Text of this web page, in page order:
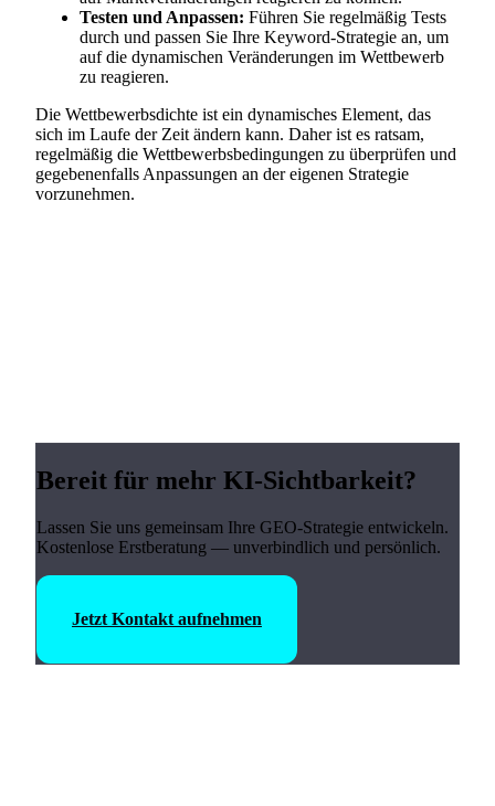
Testen und Anpassen: Führen Sie regelmäßig Tests
durch und passen Sie Ihre Keyword-Strategie an, um
auf die dynamischen Veränderungen im Wettbewerb
zu reagieren.
Die Wettbewerbsdichte ist ein dynamisches Element, das
sich im Laufe der Zeit ändern kann. Daher ist es ratsam,
regelmäßig die Wettbewerbsbedingungen zu überprüfen und
gegebenenfalls Anpassungen an der eigenen Strategie
vorzunehmen.
Bereit für mehr KI-Sichtbarkeit?
Lassen Sie uns gemeinsam Ihre GEO-Strategie entwickeln.
Kostenlose Erstberatung — unverbindlich und persönlich.
Jetzt Kontakt aufnehmen